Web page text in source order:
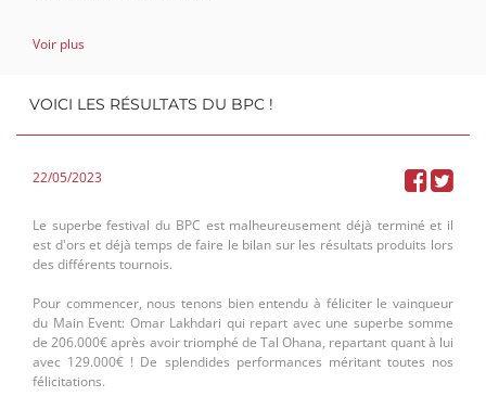
ranking intéressant non ? Du coup, le grand vainqueur de ce ranking
prestigieux et lancer une carrière !
-des tournois en 6-max à 20$
-des invités prestigieux pour les directs
-un ticket d'une valeur de 1.100€ à remporter
Envie de nous rejoindre et de jouer sur la plateforme n° 1 mondiale
Lien :https://gg.gl/pokerone
Code : pokerone
Voir plus
VOICI LES RÉSULTATS DU BPC !
22/05/2023
Le superbe festival du BPC est malheureusement déjà terminé et il
est d'ors et déjà temps de faire le bilan sur les résultats produits lors
des différents tournois.
Pour commencer, nous tenons bien entendu à féliciter le vainqueur
du Main Event: Omar Lakhdari qui repart avec une superbe somme
de 206.000€ après avoir triomphé deTal Ohana, repartant quant à lui
avec 129.000€ ! De splendides performances méritant toutes nos
félicitations.